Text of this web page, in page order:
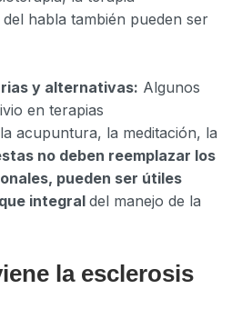
habla también pueden ser
y alternativas: Algunos
en terapias
acupuntura, la meditación, la
no deben reemplazar los
pueden ser útiles
integral del manejo de la
la esclerosis